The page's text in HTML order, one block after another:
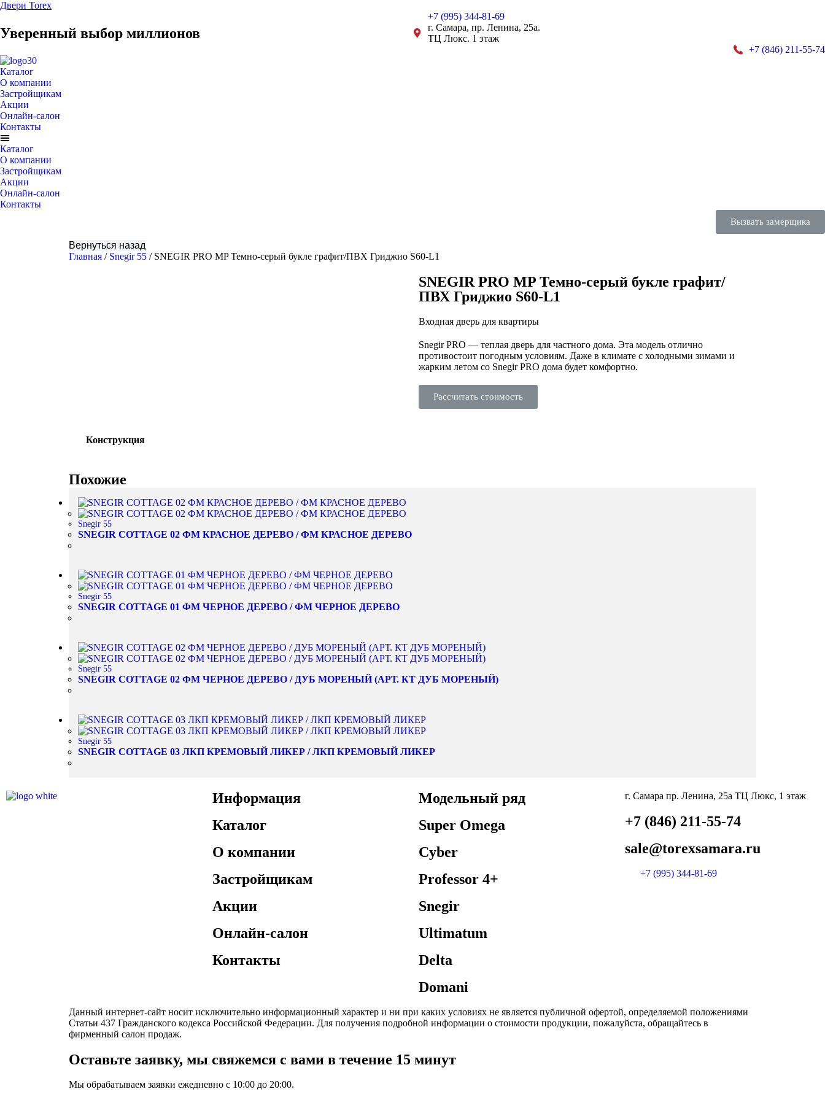
Двери Torex
Уверенный выбор миллионов
+7 (995) 344-81-69
г. Самара, пр. Ленина, 25а.
ТЦ Люкс. 1 этаж
+7 (846) 211-55-74
Каталог
О компании
Застройщикам
Акции
Онлайн-салон
Контакты
Каталог
О компании
Застройщикам
Акции
Онлайн-салон
Контакты
Вызвать замерщика
Главная / Snegir 55 / SNEGIR PRO MP Темно-серый букле графит/ПВХ Гриджио S60-L1
SNEGIR PRO MP Темно-серый букле графит/
ПВХ Гриджио S60-L1
Входная дверь для квартиры
Snegir PRO — теплая дверь для частного дома. Эта модель отлично
противостоит погодным условиям. Даже в климате с холодными зимами и
жарким летом со Snegir PRO дома будет комфортно.
Рассчитать стоимость
Конструкция
Похожие
Snegir 55
SNEGIR COTTAGE 02 ФМ КРАСНОЕ ДЕРЕВО / ФМ КРАСНОЕ ДЕРЕВО
Snegir 55
SNEGIR COTTAGE 01 ФМ ЧЕРНОЕ ДЕРЕВО / ФМ ЧЕРНОЕ ДЕРЕВО
Snegir 55
SNEGIR COTTAGE 02 ФМ ЧЕРНОЕ ДЕРЕВО / ДУБ МОРЕНЫЙ (АРТ. КТ ДУБ МОРЕНЫЙ)
Snegir 55
SNEGIR COTTAGE 03 ЛКП КРЕМОВЫЙ ЛИКЕР / ЛКП КРЕМОВЫЙ ЛИКЕР
Информация
Каталог
О компании
Застройщикам
Акции
Онлайн-салон
Контакты
Модельный ряд
Super Omega
Cyber
Professor 4+
Snegir
Ultimatum
Delta
Domani
г. Самара пр. Ленина, 25а ТЦ Люкс, 1 этаж
+7 (846) 211-55-74
sale@torexsamara.ru
+7 (995) 344-81-69
Данный интернет-сайт носит исключительно информационный характер и ни при каких условиях не является публичной офертой, определяемой положениями
Статьи 437 Гражданского кодекса Российской Федерации. Для получения подробной информации о стоимости продукции, пожалуйста, обращайтесь в
фирменный салон продаж.
Оставьте заявку, мы свяжемся с вами в течение 15 минут
Мы обрабатываем заявки ежедневно с 10:00 до 20:00.